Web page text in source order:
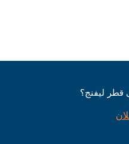
قطر ليفنج؟